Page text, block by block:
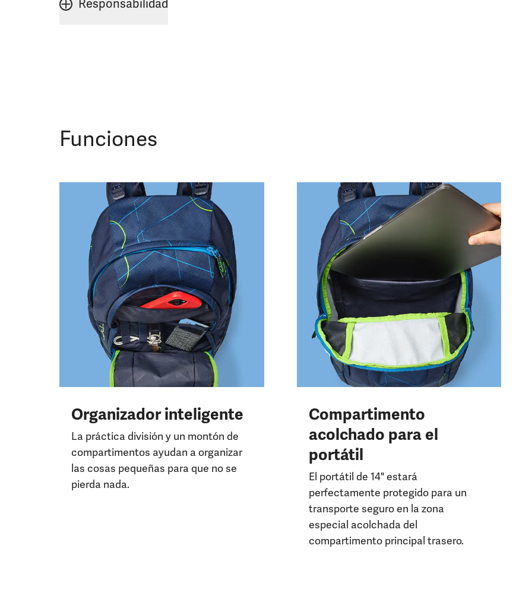
Responsabilidad
Funciones
Organizador inteligente
La práctica división y un montón de
compartimentos ayudan a organizar
las cosas pequeñas para que no se
pierda nada.
Compartimento
acolchado para el
portátil
El portátil de 14" estará
perfectamente protegido para un
transporte seguro en la zona
especial acolchada del
compartimento principal trasero.